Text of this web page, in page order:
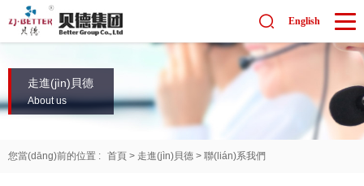
English
走進(jìn)貝德
About us
您當(dāng)前的位置 : 首頁 > 走進(jìn)貝德 > 聯(lián)系我們